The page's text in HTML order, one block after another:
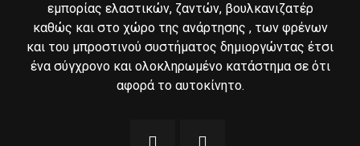
εμπορίας ελαστικών, ζαντών, βουλκανιζατέρ
καθώς και στο χώρο της ανάρτησης , των φρένων
και του μπροστινού συστήματος δημιοργώντας έτσι
ένα σύγχρονο και ολοκληρωμένο κατάστημα σε ότι
αφορά το αυτοκίνητο.